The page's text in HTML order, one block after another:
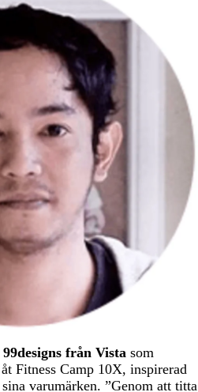
från Vista som
Fitness Camp 10X, inspirerad
varumärken. ”Genom att titta